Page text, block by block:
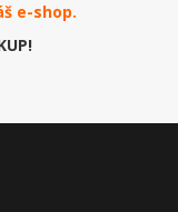
e-shop.